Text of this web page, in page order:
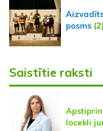
posms (2)
Saistītie raksti
locekli